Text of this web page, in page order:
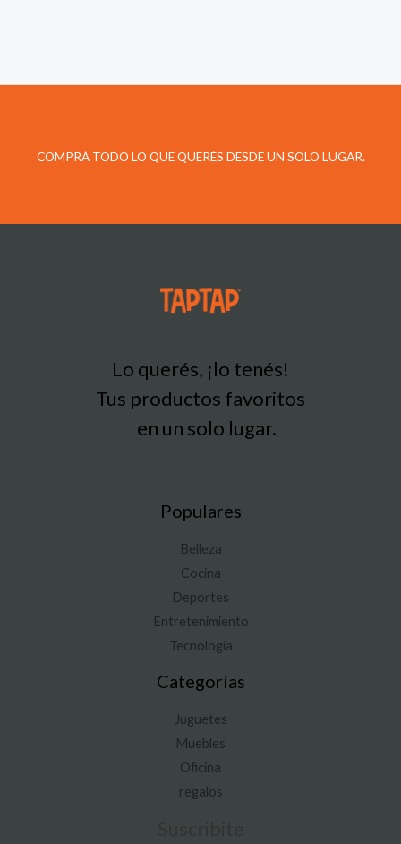
COMPRÁ TODO LO QUE QUERÉS DESDE UN SOLO LUGAR.
Lo querés, ¡lo tenés!
Tus productos favoritos
en un solo lugar.
Populares
Belleza
Cocina
Deportes
Entretenimiento
Tecnología
Categorías
Juguetes
Muebles
Oficina
regalos